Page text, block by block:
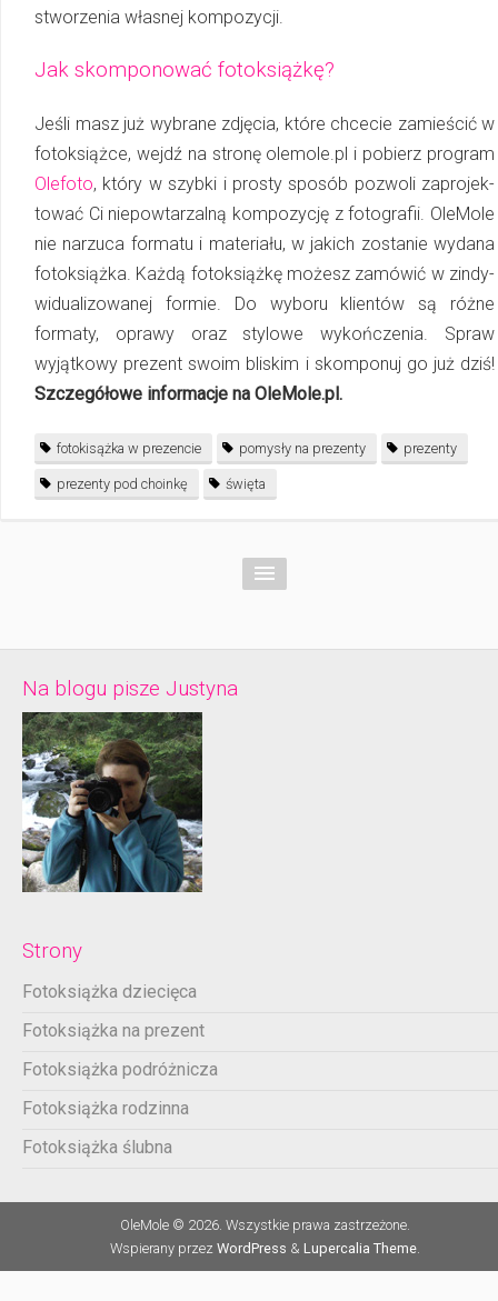
stworzenia własnej kompozycji.
Jak skomponować fotoksiążkę?
Jeśli masz już wybrane zdjęcia, które chcecie zamieścić w
fotoksiążce, wejdź na stronę olemole.pl i pobierz program
Olefoto, który w szybki i prosty sposób pozwoli za­pro­jek­
to­wać Ci niepowtarzalną kompozycję z fotografii. OleMole
nie narzuca formatu i ma­te­ria­łu, w ja­kich zostanie wydana
fotoksiążka. Każdą fotoksiążkę możesz zamówić w zin­dy­
wi­du­ali­zo­wa­nej formie. Do wyboru klientów są różne
formaty, oprawy oraz stylowe wy­koń­cze­nia. Spraw
wyjątkowy prezent swoim bliskim i skomponuj go już dziś!
Szczegółowe in­for­ma­cje na OleMole.pl.
fotokisążka w prezencie pomysły na prezenty prezenty
prezenty pod choinkę święta
Na blogu pisze Justyna
Strony
Fotoksiążka dziecięca
Fotoksiążka na prezent
Fotoksiążka podróżnicza
Fotoksiążka rodzinna
Fotoksiążka ślubna
OleMole © 2026. Wszystkie prawa zastrzeżone.
Wspierany przez WordPress & Lupercalia Theme.